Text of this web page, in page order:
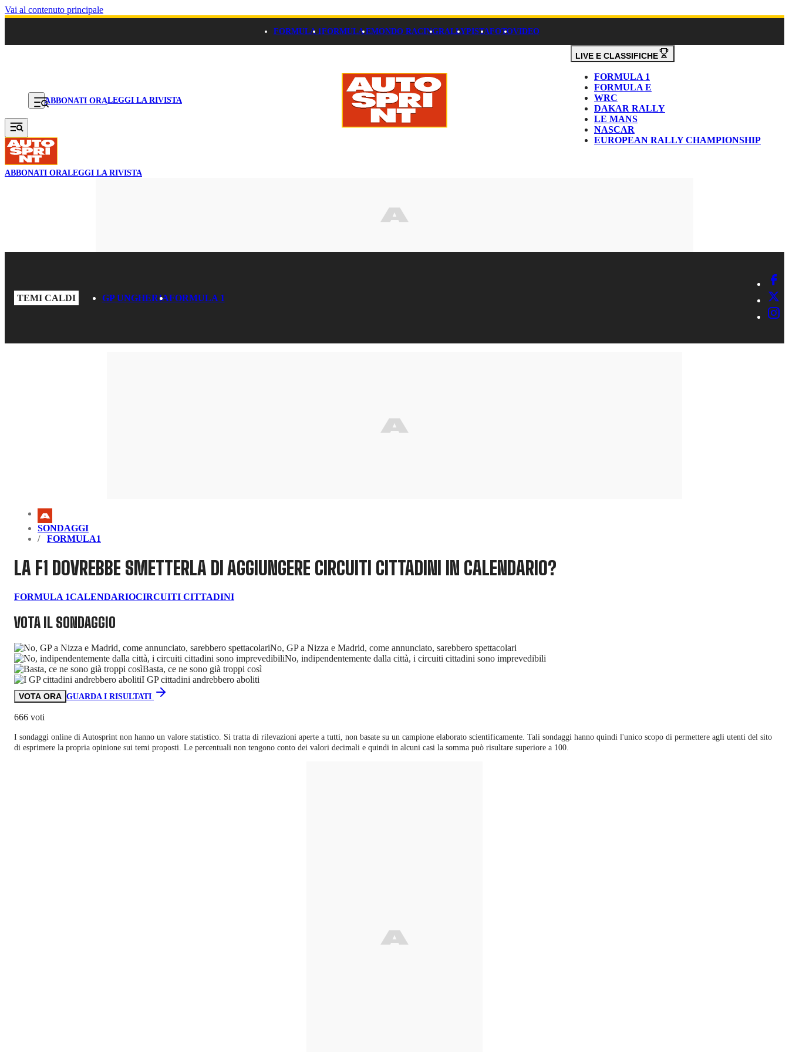
Vai al contenuto principale
FORMULA 1FORMULA EMONDO RACINGRALLYPISTAFOTOVIDEO
ABBONATI ORALEGGI LA RIVISTA
LIVE E CLASSIFICHE
FORMULA 1
FORMULA E
WRC
DAKAR RALLY
LE MANS
NASCAR
EUROPEAN RALLY CHAMPIONSHIP
ABBONATI ORALEGGI LA RIVISTA
TEMI CALDI GP UNGHERIAFORMULA 1
SONDAGGI
FORMULA1
LA F1 DOVREBBE SMETTERLA DI AGGIUNGERE CIRCUITI CITTADINI IN CALENDARIO?
FORMULA 1CALENDARIOCIRCUITI CITTADINI
VOTA IL SONDAGGIO
No, GP a Nizza e Madrid, come annunciato, sarebbero spettacolari
No, indipendentemente dalla città, i circuiti cittadini sono imprevedibili
Basta, ce ne sono già troppi così
I GP cittadini andrebbero aboliti
VOTA ORA GUARDA I RISULTATI
666 voti
I sondaggi online di Autosprint non hanno un valore statistico. Si tratta di rilevazioni aperte a tutti, non basate su un campione elaborato scientificamente. Tali sondaggi hanno quindi l'unico scopo di permettere agli utenti del sito
di esprimere la propria opinione sui temi proposti. Le percentuali non tengono conto dei valori decimali e quindi in alcuni casi la somma può risultare superiore a 100.